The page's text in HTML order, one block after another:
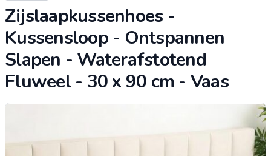
lapen - Waterafstotend Fl
s
Zijslaapkussenhoes -
Kussensloop - Ontspannen
Slapen - Waterafstotend
Fluweel - 30 x 90 cm - Vaas